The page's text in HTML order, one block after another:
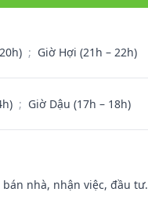
; Giờ Hợi (21h – 22h)
; Giờ Dậu (17h – 18h)
nhà, nhận việc, đầu tư.